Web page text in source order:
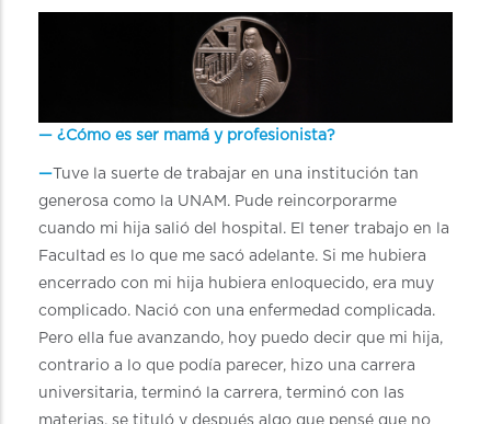
— ¿Cómo es ser mamá y profesionista?
—Tuve la suerte de trabajar en una institución tan
generosa como la UNAM. Pude reincorporarme
cuando mi hija salió del hospital. El tener trabajo en la
Facultad es lo que me sacó adelante. Si me hubiera
encerrado con mi hija hubiera enloquecido, era muy
complicado. Nació con una enfermedad complicada.
Pero ella fue avanzando, hoy puedo decir que mi hija,
contrario a lo que podía parecer, hizo una carrera
universitaria, terminó la carrera, terminó con las
materias, se tituló y después algo que pensé que no